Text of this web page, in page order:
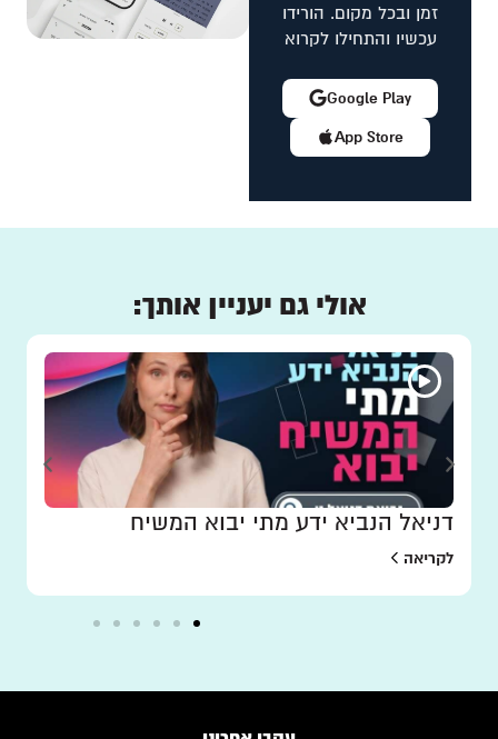
זמן ובכל מקום. הורידו
עכשיו והתחילו לקרוא
App Store
Google Play
אולי גם יעניין אותך:
דניאל הנביא ידע מתי יבוא המשיח
לקריאה